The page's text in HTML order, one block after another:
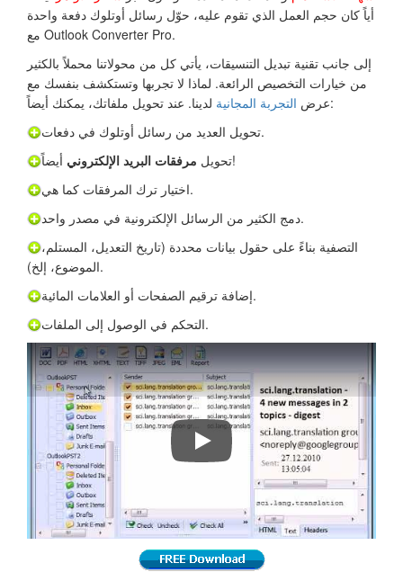
أياً كان حجم العمل الذي تقوم عليه، حوّل رسائل أوتلوك دفعة واحدة
مع Outlook Converter Pro.
إلى جانب تقنية تبديل التنسيقات، يأتي كل من محولاتنا محملاً بالكثير
من خيارات التخصيص الرائعة. لماذا لا تجربها وتستكشف بنفسك مع
عرض التجربة المجانية
لدينا. عند تحويل ملفاتك، يمكنك أيضاً:
تحويل العديد من رسائل أوتلوك في دفعات.
تحويل مرفقات البريد الإلكتروني
أيضاً!
اختيار ترك المرفقات كما هي.
دمج الكثير من الرسائل الإلكترونية في مصدر واحد.
التصفية بناءً على حقول بيانات محددة (تاريخ التعديل، المستلم،
الموضوع، إلخ).
إضافة ترقيم الصفحات أو العلامات المائية.
التحكم في الوصول إلى الملفات.